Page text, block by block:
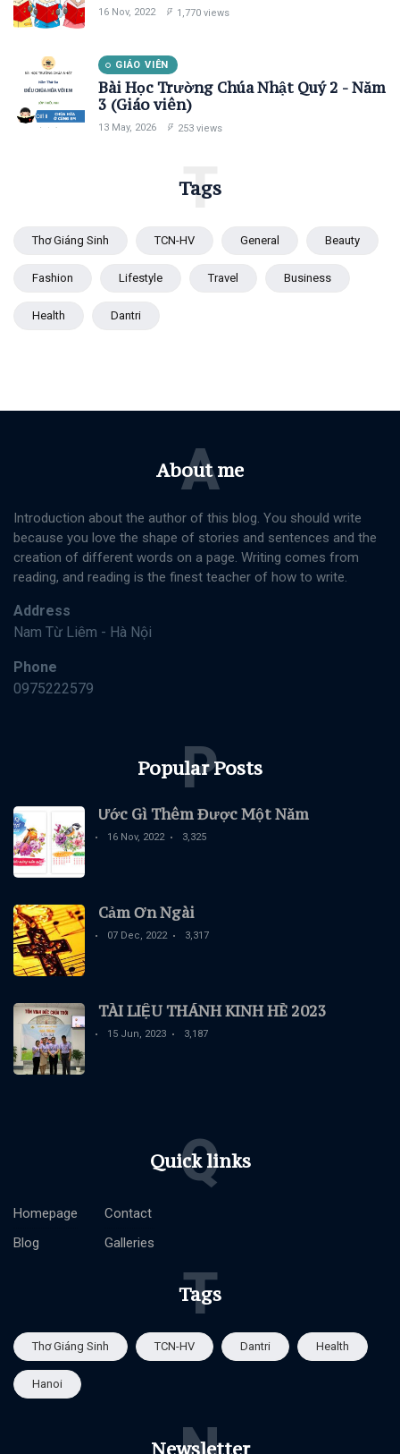
16 Nov, 2022 1,770 views
GIÁO VIÊN
Bài Học Trường Chúa Nhật Quý 2 - Năm
3 (Giáo viên)
13 May, 2026 253 views
Tags
T
Thơ Giáng Sinh TCN-HV General Beauty
Fashion Lifestyle Travel Business
Health Dantri
About me
A
Introduction about the author of this blog. You should write
because you love the shape of stories and sentences and the
creation of different words on a page. Writing comes from
reading, and reading is the finest teacher of how to write.
Address
Nam Từ Liêm - Hà Nội
Phone
0975222579
Popular Posts
P
Ước Gì Thêm Được Một Năm
16 Nov, 2022 3,325
Cảm Ơn Ngài
07 Dec, 2022 3,317
TÀI LIỆU THÁNH KINH HÈ 2023
15 Jun, 2023 3,187
Quick links
Q
Homepage
Blog
Contact
Galleries
Tags
T
Thơ Giáng Sinh TCN-HV Dantri Health
Hanoi
Newsletter